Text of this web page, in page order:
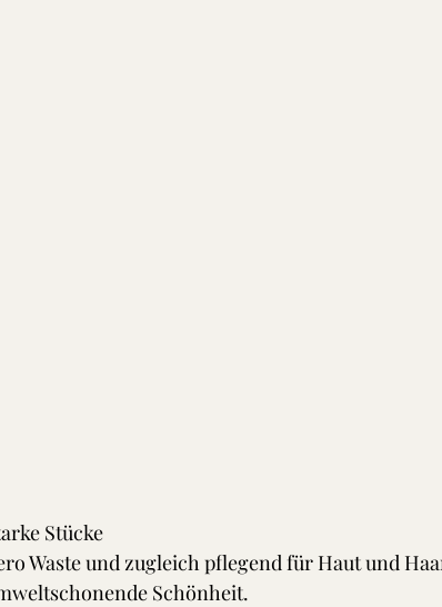
Stücke
Waste und zugleich pflegend für Haut und
Schönheit.